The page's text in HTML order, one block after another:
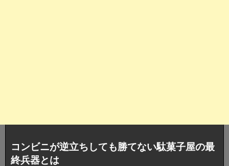
コンビニが逆立ちしても勝てない駄菓子屋の最
終兵器とは